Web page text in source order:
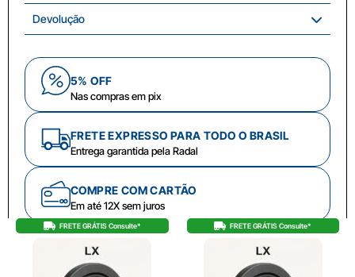
Devolução
5% OFF
Nas compras em pix
FRETE EXPRESSO PARA TODO O BRASIL
Entrega garantida pela Radal
COMPRE COM CARTÃO
Em até 12X sem juros
FRETE GRÁTIS Consulte* FRETE GRÁTIS Consulte*